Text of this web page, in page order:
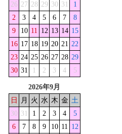
26 27 28 29 30 31
1
2
3 4 5 6 7
8
9
10 11 12 13 14 15
16 17 18 19 20 21 22
23 24 25 26 27 28 29
30 31 1 2 3 4 5
2026年9月
日
月 火 水 木 金 土
30 31 1 2 3 4
5
6
7 8 9 10 11 12